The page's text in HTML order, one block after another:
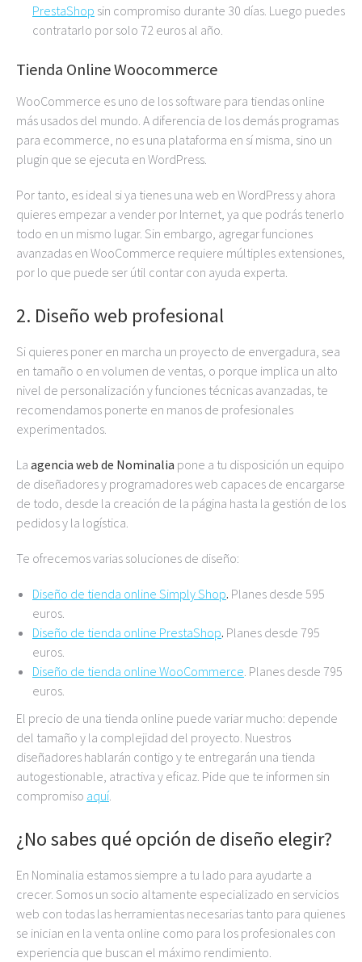
PrestaShop sin compromiso durante 30 días. Luego puedes
contratarlo por solo 72 euros al año.
Tienda Online Woocommerce
WooCommerce es uno de los software para tiendas online
más usados del mundo. A diferencia de los demás programas
para ecommerce, no es una plataforma en sí misma, sino un
plugin que se ejecuta en WordPress.
Por tanto, es ideal si ya tienes una web en WordPress y ahora
quieres empezar a vender por Internet, ya que podrás tenerlo
todo en un mismo lugar. Sin embargo, agregar funciones
avanzadas en WooCommerce requiere múltiples extensiones,
por lo que puede ser útil contar con ayuda experta.
2. Diseño web profesional
Si quieres poner en marcha un proyecto de envergadura, sea
en tamaño o en volumen de ventas, o porque implica un alto
nivel de personalización y funciones técnicas avanzadas, te
recomendamos ponerte en manos de profesionales
experimentados.
La agencia web de Nominalia pone a tu disposición un equipo
de diseñadores y programadores web capaces de encargarse
de todo, desde la creación de la página hasta la gestión de los
pedidos y la logística.
Te ofrecemos varias soluciones de diseño:
Diseño de tienda online Simply Shop. Planes desde 595
euros.
Diseño de tienda online PrestaShop. Planes desde 795
euros.
Diseño de tienda online WooCommerce. Planes desde 795
euros.
El precio de una tienda online puede variar mucho: depende
del tamaño y la complejidad del proyecto. Nuestros
diseñadores hablarán contigo y te entregarán una tienda
autogestionable, atractiva y eficaz. Pide que te informen sin
compromiso aquí.
¿No sabes qué opción de diseño elegir?
En Nominalia estamos siempre a tu lado para ayudarte a
crecer. Somos un socio altamente especializado en servicios
web con todas las herramientas necesarias tanto para quienes
se inician en la venta online como para los profesionales con
experiencia que buscan el máximo rendimiento.